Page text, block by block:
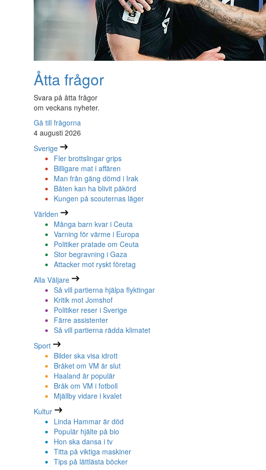
Åtta frågor
Svara på åtta frågor
om veckans nyheter.
Gå till frågorna
4 augusti 2026
Sverige
Fler brottslingar grips
Billigare mat i affären
Man från gäng dömd i Irak
Båten kan ha blivit påkörd
Kungen på scouternas läger
Världen
Många barn kvar i Ceuta
Varning för värme i Europa
Politiker pratade om Ceuta
Stor begravning i Gaza
Attacker mot ryskt företag
Alla Väljare
Så vill partierna hjälpa flyktingar
Kritik mot Jomshof
Politiker reser i Sverige
Färre assistenter
Så vill partierna rädda klimatet
Sport
Bilder ska visa idrott
Bråket om VM är slut
Haaland är populär
Bråk om VM i fotboll
Mjällby vidare i kvalet
Kultur
Linda Hammar är död
Populär hjälte på bio
Hon ska dansa i tv
Titta på viktiga maskiner
Tips på lättlästa böcker